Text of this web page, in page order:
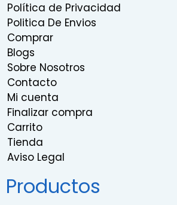
Política de Privacidad
Politica De Envios
Comprar
Blogs
Sobre Nosotros
Contacto
Mi cuenta
Finalizar compra
Carrito
Tienda
Aviso Legal
Productos